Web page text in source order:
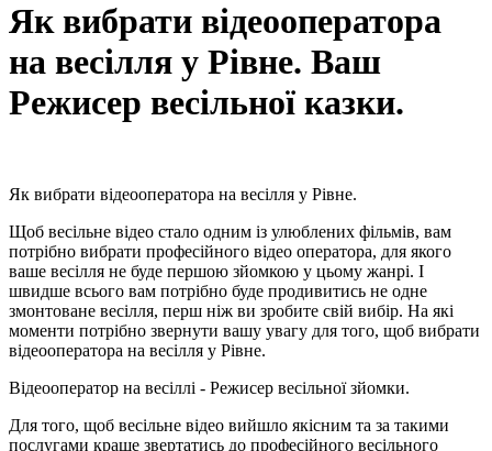
Як вибрати відеооператора
на весілля у Рівне. Ваш
Режисер весільної казки.
Як вибрати відеооператора на весілля у Рівне.
Щоб весільне відео стало одним із улюблених фільмів, вам
потрібно вибрати професійного відео оператора, для якого
ваше весілля не буде першою зйомкою у цьому жанрі. І
швидше всього вам потрібно буде продивитись не одне
змонтоване весілля, перш ніж ви зробите свій вибір. На які
моменти потрібно звернути вашу увагу для того, щоб вибрати
відеооператора на весілля у Рівне.
Відеооператор на весіллі - Режисер весільної зйомки.
Для того, щоб весільне відео вийшло якісним та за такими
послугами краще звертатись до професійного весільного